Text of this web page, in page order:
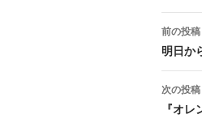
投
稿
ナ
ビ
前の投稿
明日か
次の投稿
『オ